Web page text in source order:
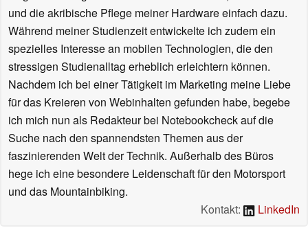
und die akribische Pflege meiner Hardware einfach dazu.
Während meiner Studienzeit entwickelte ich zudem ein
spezielles Interesse an mobilen Technologien, die den
stressigen Studienalltag erheblich erleichtern können.
Nachdem ich bei einer Tätigkeit im Marketing meine Liebe
für das Kreieren von Webinhalten gefunden habe, begebe
ich mich nun als Redakteur bei Notebookcheck auf die
Suche nach den spannendsten Themen aus der
faszinierenden Welt der Technik. Außerhalb des Büros
hege ich eine besondere Leidenschaft für den Motorsport
und das Mountainbiking.
Kontakt:
LinkedIn